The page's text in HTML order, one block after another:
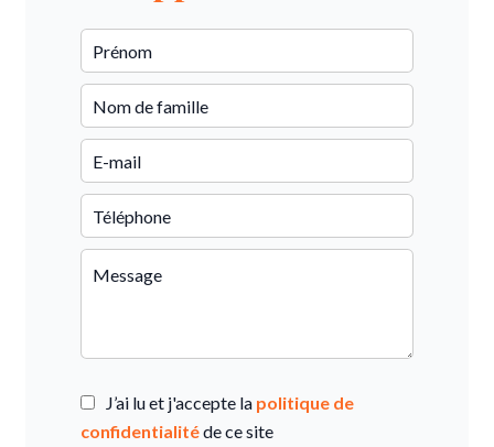
J’ai lu et j'accepte la politique de
confidentialitéde ce site